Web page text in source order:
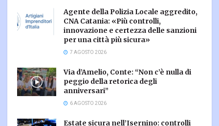
Agente della Polizia Locale aggredito,
CNA Catania: «Più controlli,
innovazione e certezza delle sanzioni
per una città più sicura»
7 AGOSTO 2026
Via d’Amelio, Conte: “Non c’è nulla di
peggio della retorica degli
anniversari”
6 AGOSTO 2026
Estate sicura nell’Isernino: controlli